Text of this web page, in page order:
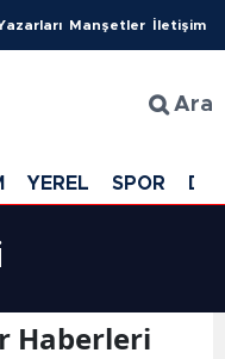
Manşetler İletişim
Ara
YEREL SPOR
Haberleri